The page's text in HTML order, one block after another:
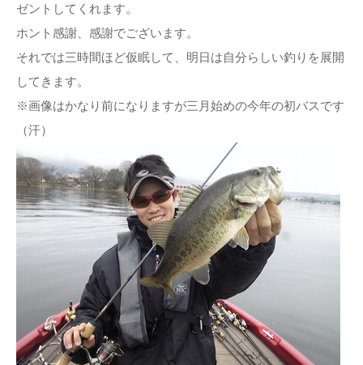
ゼントしてくれます。
ホント感謝、感謝でございます。
それでは三時間ほど仮眠して、明日は自分らしい釣りを展開
してきます。
※画像はかなり前になりますが三月始めの今年の初バスです
（汗）